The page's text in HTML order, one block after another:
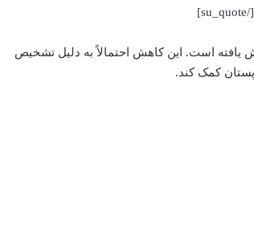
[/su_quote]
است. این کاهش احتمالاً به دلیل تشخیص
کمک کند.